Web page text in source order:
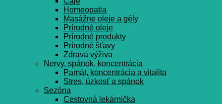
Homeopatia
Masážne oleje a gély
Prírodné oleje
Prírodné produkty
Prírodné šťavy
Zdravá výživa
Nervy, spánok, koncentrácia
Pamät, koncentrácia a vitalita
Stres, úzkosť a spánok
Sezóna
Cestovná lekárnička